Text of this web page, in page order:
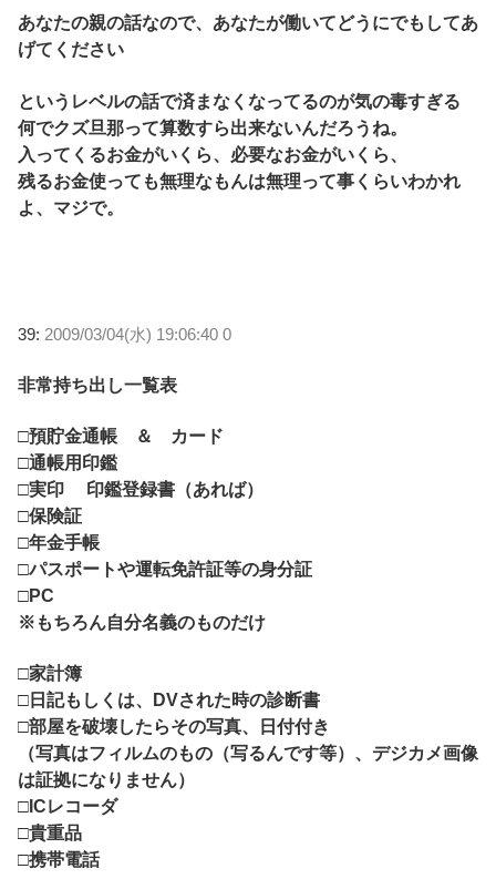
あなたの親の話なので、あなたが働いてどうにでもしてあ
げてください
というレベルの話で済まなくなってるのが気の毒すぎる
何でクズ旦那って算数すら出来ないんだろうね。
入ってくるお金がいくら、必要なお金がいくら、
残るお金使っても無理なもんは無理って事くらいわかれ
よ、マジで。
39: 2009/03/04(水) 19:06:40 0
非常持ち出し一覧表
□預貯金通帳 ＆ カード
□通帳用印鑑
□実印 印鑑登録書（あれば）
□保険証
□年金手帳
□パスポートや運転免許証等の身分証
□PC
※もちろん自分名義のものだけ
□家計簿
□日記もしくは、DVされた時の診断書
□部屋を破壊したらその写真、日付付き
（写真はフィルムのもの（写るんです等）、デジカメ画像
は証拠になりません）
□ICレコーダ
□貴重品
□携帯電話